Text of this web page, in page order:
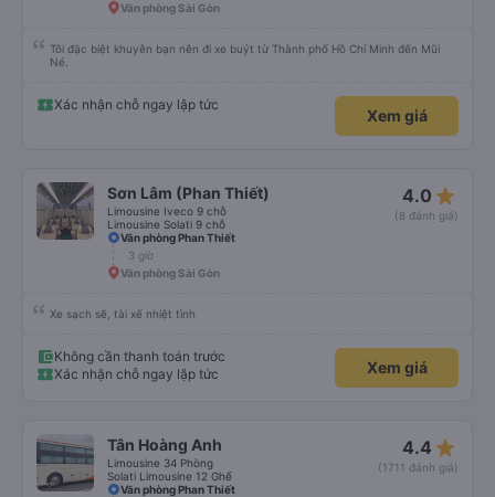
Văn phòng Sài Gòn
Tôi đặc biệt khuyên bạn nên đi xe buýt từ Thành phố Hồ Chí Minh đến Mũi
Né.
Xác nhận chỗ ngay lập tức
Xem giá
Sơn Lâm (Phan Thiết)
Limousine Iveco 9 chỗ
Limousine Solati 9 chỗ
4.0 star_rate
(8 đánh giá)
Văn phòng Phan Thiết
3 giờ
Văn phòng Sài Gòn
Xe sạch sẽ, tài xế nhiệt tình
Không cần thanh toán trước
Xác nhận chỗ ngay lập tức
Xem giá
Tân Hoàng Anh
Limousine 34 Phòng
Solati Limousine 12 Ghế
4.4 star_rate
(1711 đánh giá)
Văn phòng Phan Thiết